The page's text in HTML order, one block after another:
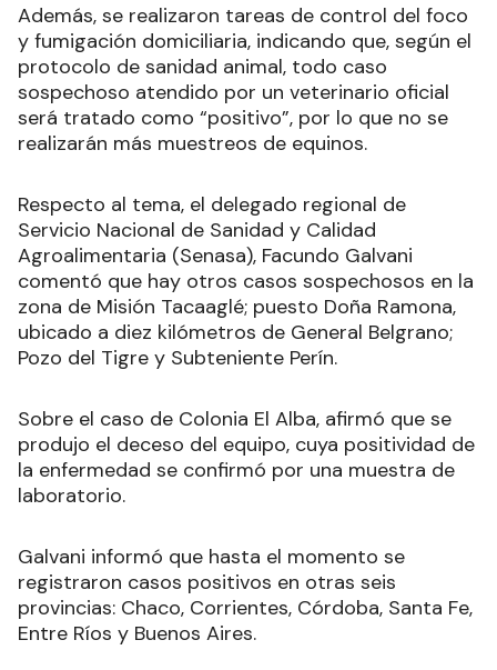
Además, se realizaron tareas de control del foco
y fumigación domiciliaria, indicando que, según el
protocolo de sanidad animal, todo caso
sospechoso atendido por un veterinario oficial
será tratado como “positivo”, por lo que no se
realizarán más muestreos de equinos.
Respecto al tema, el delegado regional de
Servicio Nacional de Sanidad y Calidad
Agroalimentaria (Senasa), Facundo Galvani
comentó que hay otros casos sospechosos en la
zona de Misión Tacaaglé; puesto Doña Ramona,
ubicado a diez kilómetros de General Belgrano;
Pozo del Tigre y Subteniente Perín.
Sobre el caso de Colonia El Alba, afirmó que se
produjo el deceso del equipo, cuya positividad de
la enfermedad se confirmó por una muestra de
laboratorio.
Galvani informó que hasta el momento se
registraron casos positivos en otras seis
provincias: Chaco, Corrientes, Córdoba, Santa Fe,
Entre Ríos y Buenos Aires.